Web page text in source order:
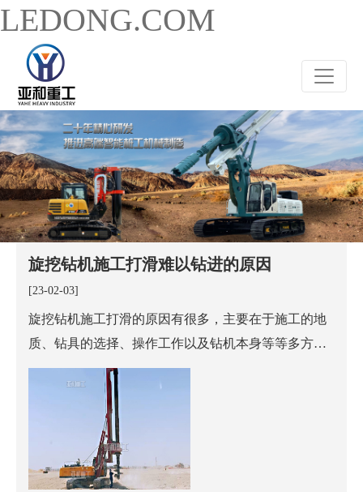
LEDONG.COM
旋挖钻机施工打滑难以钻进的原因
[23-02-03]
旋挖钻机施工打滑的原因有很多，主要在于施工的地
质、钻具的选择、操作工作以及钻机本身等等多方面
原因导致，今天小编从各个方面分析一下旋挖钻机施
工打滑难以钻进的原因，希望在以后的旋挖钻进中能
够帮到大家，大家